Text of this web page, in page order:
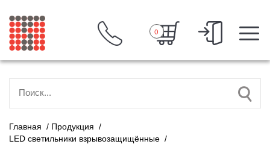
0
Главная / Продукция /
LED светильники взрывозащищённые /